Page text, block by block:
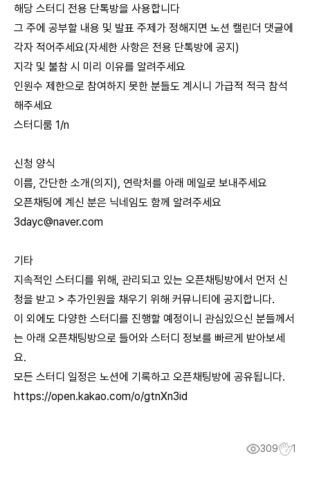
해당 스터디 전용 단톡방을 사용합니다
그 주에 공부할 내용 및 발표 주제가 정해지면 노션 캘린더 댓글에
각자 적어주세요(자세한 사항은 전용 단톡방에 공지)
지각 및 불참 시 미리 이유를 알려주세요
인원수 제한으로 참여하지 못한 분들도 계시니 가급적 적극 참석
해주세요
스터디룸 1/n
신청 양식
이름, 간단한 소개(의지), 연락처를 아래 메일로 보내주세요
오픈채팅에 계신 분은 닉네임도 함께 알려주세요
3dayc@naver.com
기타
지속적인 스터디를 위해, 관리되고 있는 오픈채팅방에서 먼저 신
청을 받고 > 추가인원을 채우기 위해 커뮤니티에 공지합니다.
이 외에도 다양한 스터디를 진행할 예정이니 관심있으신 분들께서
는 아래 오픈채팅방으로 들어와 스터디 정보를 빠르게 받아보세
요.
모든 스터디 일정은 노션에 기록하고 오픈채팅방에 공유됩니다.
https://open.kakao.com/o/gtnXn3id
309 1